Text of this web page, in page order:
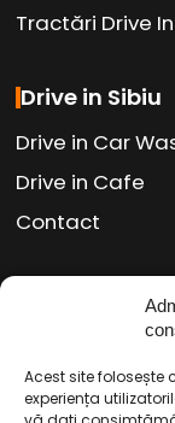
Acest site folosește
experiența
Tractări Drive In
Drive in Sibiu
Drive in Car
Drive in Cafe
Contact
Social Media
Youtube/